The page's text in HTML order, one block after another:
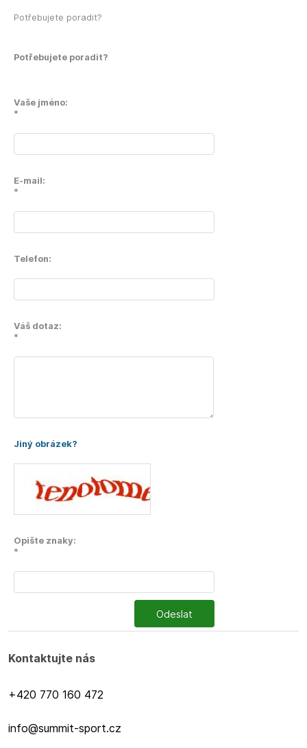
Potřebujete poradit?
Potřebujete poradit?
Vaše jméno:
*
E-mail:
*
Telefon:
Váš dotaz:
*
Jiný obrázek?
Opište znaky:
*
Odeslat
Kontaktujte nás
+420 770 160 472
info@summit-sport.cz